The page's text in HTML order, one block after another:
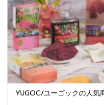
YUGOC/ユーゴックの人気